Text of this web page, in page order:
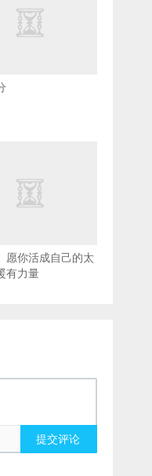
愿你活成自己的太
有力量
提交评论